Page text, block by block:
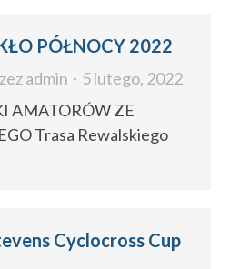
PÓŁNOCY 2022
admin
5 lutego, 2022
AMATORÓW ZE
Trasa Rewalskiego
Cyclocross Cup